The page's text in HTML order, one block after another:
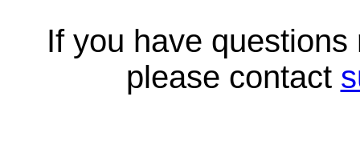
If you have
please contact